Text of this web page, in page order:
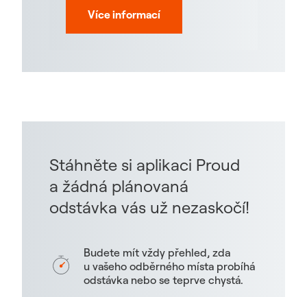
Více informací
Stáhněte si aplikaci Proud
a žádná plánovaná
odstávka vás už nezaskočí!
Budete mít vždy přehled, zda
u vašeho odběrného místa probíhá
odstávka nebo se teprve chystá.